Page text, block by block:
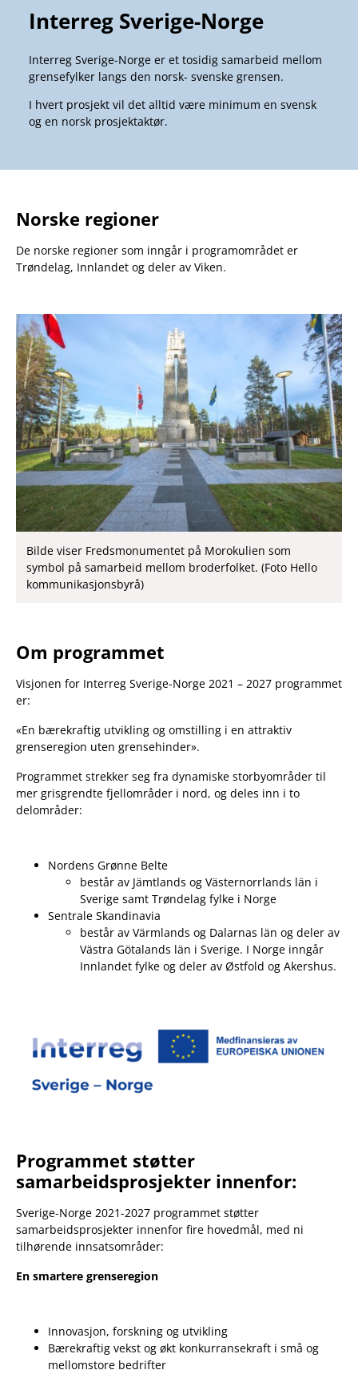
Interreg Sverige-Norge
Interreg Sverige-Norge er et tosidig samarbeid mellom
grensefylker langs den norsk- svenske grensen.
I hvert prosjekt vil det alltid være minimum en svensk
og en norsk prosjektaktør.
Norske regioner
De norske regioner som inngår i programområdet er
Trøndelag, Innlandet og deler av Viken.
Bilde viser Fredsmonumentet på Morokulien som
symbol på samarbeid mellom broderfolket. (Foto Hello
kommunikasjonsbyrå)
Om programmet
Visjonen for Interreg Sverige-Norge 2021 – 2027 programmet
er:
«En bærekraftig utvikling og omstilling i en attraktiv
grenseregion uten grensehinder».
Programmet strekker seg fra dynamiske storbyområder til
mer grisgrendte fjellområder i nord, og deles inn i to
delområder:
Nordens Grønne Belte
består av Jämtlands og Västernorrlands län i
Sverige samt Trøndelag fylke i Norge
Sentrale Skandinavia
består av Värmlands og Dalarnas län og deler av
Västra Götalands län i Sverige. I Norge inngår
Innlandet fylke og deler av Østfold og Akershus.
Programmet støtter
samarbeidsprosjekter innenfor:
Sverige-Norge 2021-2027 programmet støtter
samarbeidsprosjekter innenfor fire hovedmål, med ni
tilhørende innsatsområder:
En smartere grenseregion
Innovasjon, forskning og utvikling
Bærekraftig vekst og økt konkurransekraft i små og
mellomstore bedrifter